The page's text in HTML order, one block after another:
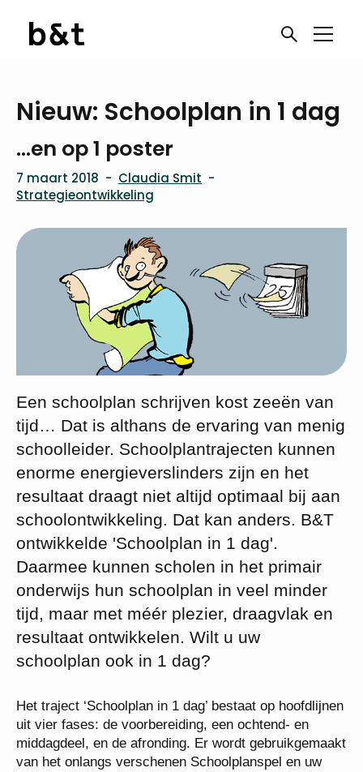
Nieuw: Schoolplan in 1 dag
…en op 1 poster
7 maart 2018 - Claudia Smit -
Strategieontwikkeling
Een schoolplan schrijven kost zeeën van
tijd… Dat is althans de ervaring van menig
schoolleider. Schoolplantrajecten kunnen
enorme energieverslinders zijn en het
resultaat draagt niet altijd optimaal bij aan
schoolontwikkeling. Dat kan anders. B&T
ontwikkelde 'Schoolplan in 1 dag'.
Daarmee kunnen scholen in het primair
onderwijs hun schoolplan in veel minder
tijd, maar met méér plezier, draagvlak en
resultaat ontwikkelen. Wilt u uw
schoolplan ook in 1 dag?
Het traject ‘Schoolplan in 1 dag’ bestaat op hoofdlijnen
uit vier fases: de voorbereiding, een ochtend- en
middagdeel, en de afronding. Er wordt gebruikgemaakt
van het onlangs verschenen Schoolplanspel en uw